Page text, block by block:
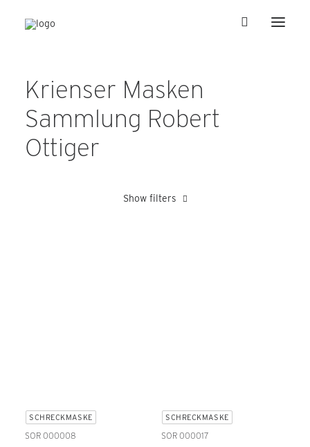
Krienser Masken
Sammlung Robert
Ottiger
Show filters
SCHRECKMASKE
SOR 000008
SCHRECKMASKE
SOR 000017